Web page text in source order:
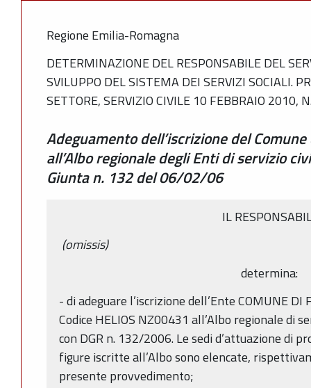
Regione Emilia-Romagna
DETERMINAZIONE DEL RESPONSABILE DEL
SVILUPPO DEL SISTEMA DEI SERVIZI SOCIALI.
SETTORE, SERVIZIO CIVILE 10 FEBBRAIO 2010,
Adeguamento dell’iscrizione del Comune
all’Albo regionale degli Enti di servizio
Giunta n. 132 del 06/02/06
IL
(omissis)
determina:
- di adeguare l’iscrizione dell’Ente COMUNE DI
Codice HELIOS NZ00431 all’Albo regionale di
con DGR n. 132/2006. Le sedi d’attuazione di
figure iscritte all’Albo sono elencate,
presente provvedimento;